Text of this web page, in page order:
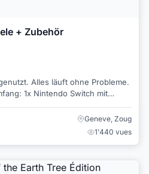
+ Zubehör
Alles läuft ohne Probleme.
Geneve, Zoug
1'440 vues